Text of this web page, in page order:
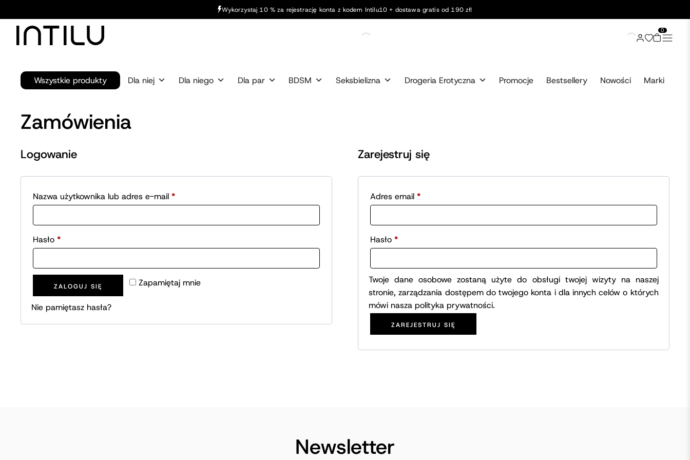
Wykorzystaj 10 % za rejestrację konta z kodem Intilu10 + dostawa gratis od 190 zł!
0
Wszystkie produkty Dla niej Dla niego Dla par BDSM Seksbielizna Drogeria Erotyczna Promocje Bestsellery Nowości Marki
Zamówienia
Logowanie
Nazwa użytkownika lub adres e-mail*Wymagane
Hasło*Wymagane
Zapamiętaj mnie
ZALOGUJ SIĘ
Nie pamiętasz hasła?
Zarejestruj się
Adres email*Wymagane
Hasło*Wymagane
Twoje dane osobowe zostaną użyte do obsługi twojej wizyty na naszej
stronie, zarządzania dostępem do twojego konta i dla innych celów o których
mówi naszapolityka prywatności.
ZAREJESTRUJ SIĘ
Newsletter